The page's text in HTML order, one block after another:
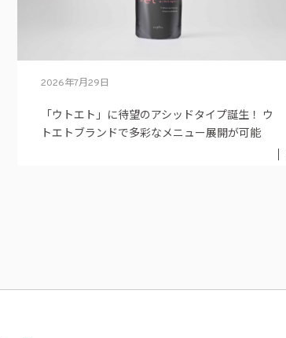
2026年7月29日
「ウトエト」に待望のアシッドタイプ誕生！ ウ
トエトブランドで多彩なメニュー展開が可能